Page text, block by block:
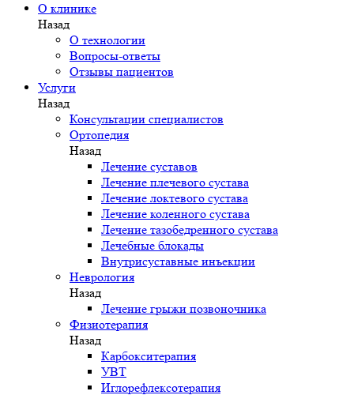
О клинике
Назад
О технологии
Вопросы-ответы
Отзывы пациентов
Услуги
Назад
Консультации специалистов
Ортопедия
Назад
Лечение суставов
Лечение плечевого сустава
Лечение локтевого сустава
Лечение коленного сустава
Лечение тазобедренного сустава
Лечебные блокады
Внутрисуставные инъекции
Неврология
Назад
Лечение грыжи позвоночника
Физиотерапия
Назад
Карбокситерапия
УВТ
Иглорефлексотерапия